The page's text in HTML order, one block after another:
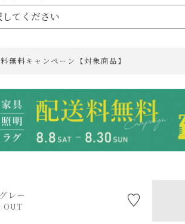
無料キャンペーン【対象商品】
レー
OUT